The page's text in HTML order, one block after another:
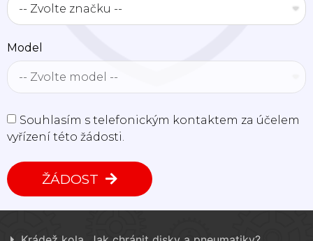
Model
Souhlasím s telefonickým kontaktem za účelem
vyřízení této žádosti.
ŽÁDOST